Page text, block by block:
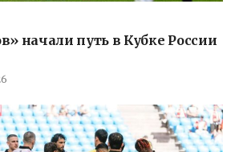
начали путь в Кубке России